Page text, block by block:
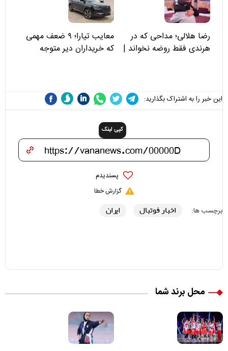
رضا هلالی؛ مداحی که در
هرندی فقط روضه نخواند |
معایب تیارا؛ ۹ ضعف مهمی
که خریداران دیر متوجه
این خبر را به اشتراک بگذارید:
کپی لینک
پسندیدم
گزارش خطا
برچسب ها: اخبار فوتبال ایران
محل برند شما